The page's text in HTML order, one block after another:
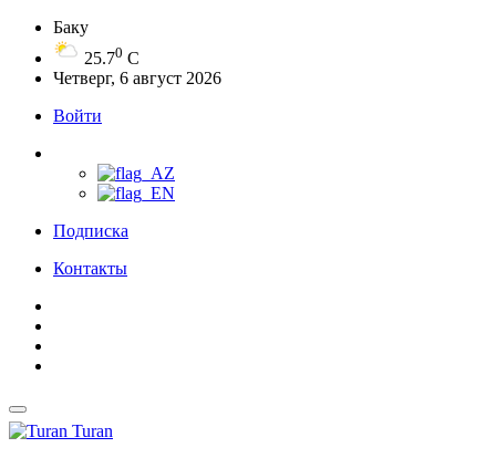
Баку
25.70 C
Четверг, 6 август 2026
Войти
Подписка
Контакты
Turan